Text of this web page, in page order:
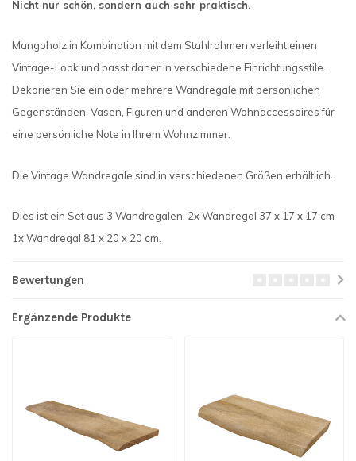
Nicht nur schön, sondern auch sehr praktisch.
Mangoholz in Kombination mit dem Stahlrahmen verleiht einen
Vintage-Look und passt daher in verschiedene Einrichtungsstile.
Dekorieren Sie ein oder mehrere Wandregale mit persönlichen
Gegenständen, Vasen, Figuren und anderen Wohnaccessoires für
eine persönliche Note in Ihrem Wohnzimmer.
Die Vintage Wandregale sind in verschiedenen Größen erhältlich.
Dies ist ein Set aus 3 Wandregalen: 2x Wandregal 37 x 17 x 17 cm
1x Wandregal 81 x 20 x 20 cm.
Bewertungen
Ergänzende Produkte